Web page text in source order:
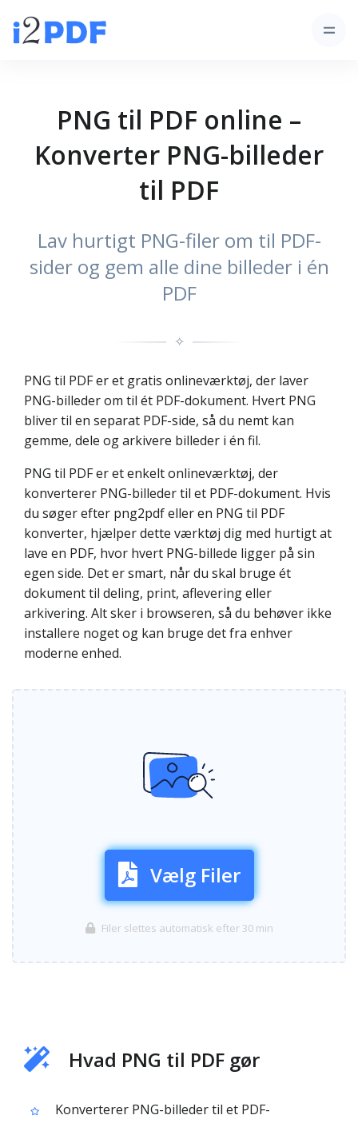
PNG til PDF online –
Konverter PNG-billeder
til PDF
Lav hurtigt PNG-filer om til PDF-
sider og gem alle dine billeder i én
PDF
✧
PNG til PDF er et gratis onlineværktøj, der laver
PNG-billeder om til ét PDF-dokument. Hvert PNG
bliver til en separat PDF-side, så du nemt kan
gemme, dele og arkivere billeder i én fil.
PNG til PDF er et enkelt onlineværktøj, der
konverterer PNG-billeder til et PDF-dokument. Hvis
du søger efter png2pdf eller en PNG til PDF
konverter, hjælper dette værktøj dig med hurtigt at
lave en PDF, hvor hvert PNG-billede ligger på sin
egen side. Det er smart, når du skal bruge ét
dokument til deling, print, aflevering eller
arkivering. Alt sker i browseren, så du behøver ikke
installere noget og kan bruge det fra enhver
moderne enhed.
Vælg Filer
Filer slettes automatisk efter 30 min
Hvad PNG til PDF gør
Konverterer PNG-billeder til et PDF-